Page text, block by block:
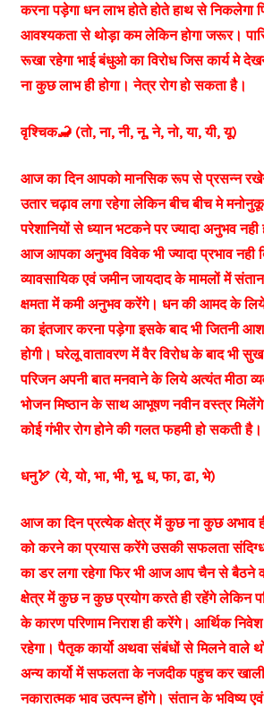
करना पड़ेगा धन लाभ होते होते हाथ से निकलेगा
आवश्यकता से थोड़ा कम लेकिन होगा जरूर।
रूखा रहेगा भाई बंधुओ का विरोध जिस कार्य मे
ना कुछ लाभ ही होगा। नेत्र रोग हो सकता है।
वृश्चिक🦂 (तो, ना, नी, नू, ने, नो, या, यी, यू)
आज का दिन आपको मानसिक रूप से प्रसन्न
उतार चढ़ाव लगा रहेगा लेकिन बीच बीच मे
परेशानियों से ध्यान भटकने पर ज्यादा अनुभव नही
आज आपका अनुभव विवेक भी ज्यादा प्रभाव नही
व्यावसायिक एवं जमीन जायदाद के मामलों में
क्षमता में कमी अनुभव करेंगे। धन की आमद के
का इंतजार करना पड़ेगा इसके बाद भी जितनी
होगी। घरेलू वातावरण में वैर विरोध के बाद भी
परिजन अपनी बात मनवाने के लिये अत्यंत मीठा
भोजन मिष्ठान के साथ आभूषण नवीन वस्त्र
कोई गंभीर रोग होने की गलत फहमी हो सकती है।
धनु🏹 (ये, यो, भा, भी, भू, ध, फा, ढा, भे)
आज का दिन प्रत्येक क्षेत्र में कुछ ना कुछ अभाव
को करने का प्रयास करेंगे उसकी सफलता संदिग्ध
का डर लगा रहेगा फिर भी आज आप चैन से बैठने
क्षेत्र में कुछ न कुछ प्रयोग करते ही रहेंगे लेकिन
के कारण परिणाम निराश ही करेंगे। आर्थिक निवेश
रहेगा। पैतृक कार्यो अथवा संबंधों से मिलने वाले
अन्य कार्यो में सफलता के नजदीक पहुच कर
नकारात्मक भाव उत्पन्न होंगे। संतान के भविष्य